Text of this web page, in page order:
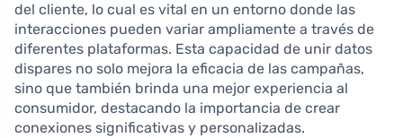
del cliente, lo cual es vital en un entorno donde las
interacciones pueden variar ampliamente a través de
diferentes plataformas. Esta capacidad de unir datos
dispares no solo mejora la eficacia de las campañas,
sino que también brinda una mejor experiencia al
consumidor, destacando la importancia de crear
conexiones significativas y personalizadas.